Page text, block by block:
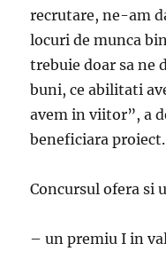
recrutare, ne-am
locuri de munca
trebuie doar sa ne
buni, ce abilitati
avem in viitor”, a
beneficiara proiect.
Concursul ofera si
– un premiu I in